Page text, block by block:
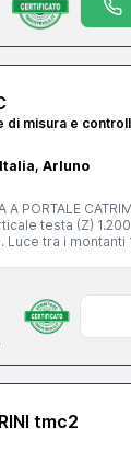
di misura e
Italia, Arluno
A PORTALE
testa (Z)
Luce tra i
tmc2